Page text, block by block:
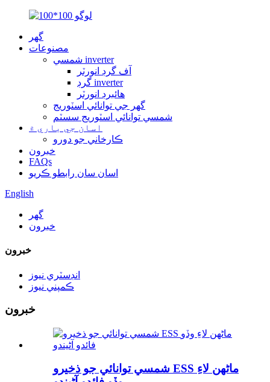
گهر
مصنوعات
شمسي inverter
آف گرڊ انورٽر
گرڊ inverter
هائبرڊ انورٽر
گھر جي توانائي اسٽوريج
شمسي توانائي اسٽوريج سسٽم
اسان جي باري ۾
ڪارخاني جو دورو
خبرون
FAQs
اسان سان رابطو ڪريو
English
گهر
خبرون
خبرون
انڊسٽري نيوز
ڪمپني نيوز
خبرون
شمسي توانائي جو ذخيرو ESS ماڻهن لاءِ